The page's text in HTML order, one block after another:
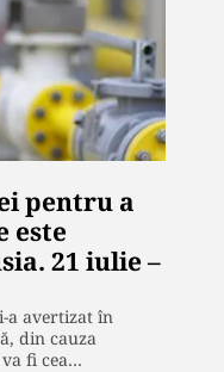
pentru a
este
21 iulie –
a avertizat în
din cauza
fi cea…